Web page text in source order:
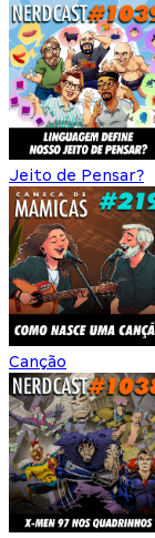
Jeito de Pensar?
Canção